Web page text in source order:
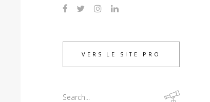
VERS LE SITE PRO
Search